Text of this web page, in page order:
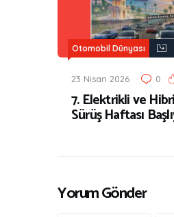
Otomobil Dünyası
23 Nisan 2026 0
7. Elektrikli ve
Sürüş Haftası
Yorum Gönder